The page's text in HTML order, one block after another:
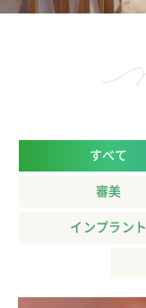
すべて
審美
インプラント